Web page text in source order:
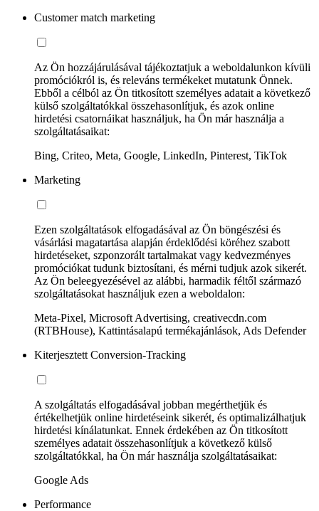
Customer match marketing
Az Ön hozzájárulásával tájékoztatjuk a weboldalunkon kívüli
promóciókról is, és releváns termékeket mutatunk Önnek.
Ebből a célból az Ön titkosított személyes adatait a következő
külső szolgáltatókkal összehasonlítjuk, és azok online
hirdetési csatornáikat használjuk, ha Ön már használja a
szolgáltatásaikat:
Bing, Criteo, Meta, Google, LinkedIn, Pinterest, TikTok
Marketing
Ezen szolgáltatások elfogadásával az Ön böngészési és
vásárlási magatartása alapján érdeklődési köréhez szabott
hirdetéseket, szponzorált tartalmakat vagy kedvezményes
promóciókat tudunk biztosítani, és mérni tudjuk azok sikerét.
Az Ön beleegyezésével az alábbi, harmadik féltől származó
szolgáltatásokat használjuk ezen a weboldalon:
Meta-Pixel, Microsoft Advertising, creativecdn.com
(RTBHouse), Kattintásalapú termékajánlások, Ads Defender
Kiterjesztett Conversion-Tracking
A szolgáltatás elfogadásával jobban megérthetjük és
értékelhetjük online hirdetéseink sikerét, és optimalizálhatjuk
hirdetési kínálatunkat. Ennek érdekében az Ön titkosított
személyes adatait összehasonlítjuk a következő külső
szolgáltatókkal, ha Ön már használja szolgáltatásaikat:
Google Ads
Performance